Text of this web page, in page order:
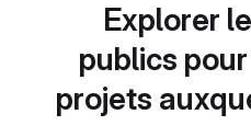
Explorer
publics
projets